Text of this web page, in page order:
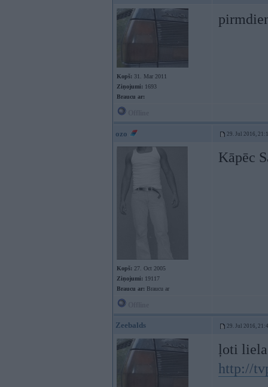
Kopš: 31. Mar 2011
Ziņojumi: 1693
Braucu ar:
ozo 29. Jul 2016,
Kopš: 27. Oct 2005
Ziņojumi: 19117
Braucu ar: Braucu ar
Kāpēc
Zeebalds 29. Jul 2016,
ļoti
http://